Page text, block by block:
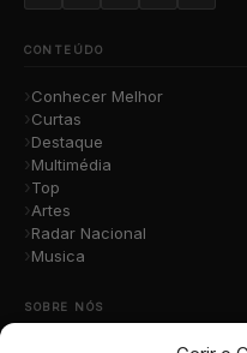
CONTEÚDO
Conhecer Melhor
Curtas
Destaque
Multimédia
Top
Artes
Radar Nacional
Musica
SOBRE NÓS